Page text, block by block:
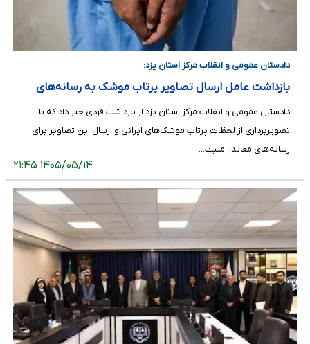
دادستان عمومی و انقلاب مرکز استان یزد:
بازداشت عامل ارسال تصاویر پرتاب موشک به رسانه‌های
دادستان عمومی و انقلاب مرکز استان یزد از بازداشت فردی خبر داد که با
تصویربرداری از لحظات پرتاب موشک‌های ایرانی و ارسال این تصاویر برای
رسانه‌های معاند، امنیت…
۱۴۰۵/۰۵/۱۴ ۲۱:۴۵